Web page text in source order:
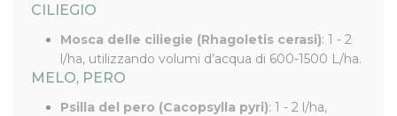
CILIEGIO
Mosca delle ciliegie (Rhagoletis cerasi): 1 - 2
l/ha, utilizzando volumi d’acqua di 600-1500 L/ha.
MELO, PERO
Psilla del pero (Cacopsylla pyri): 1 - 2 l/ha,